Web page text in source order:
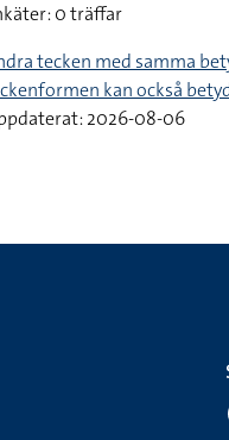
0 träffar
tecken med samma
kan också
2026-08-06